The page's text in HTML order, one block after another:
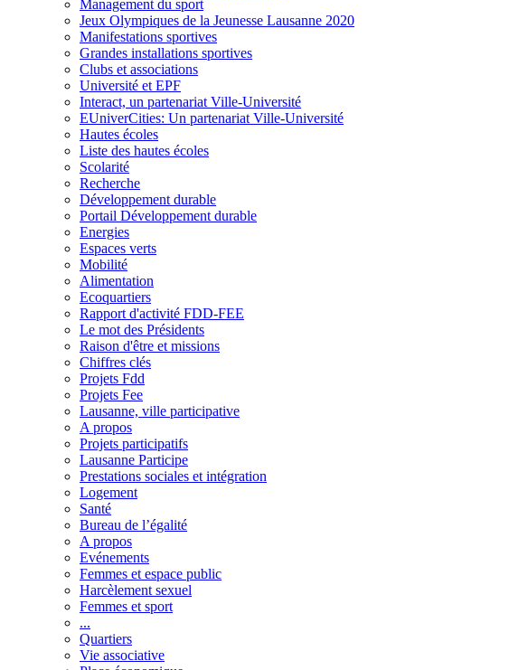
Management du sport
Jeux Olympiques de la Jeunesse Lausanne 2020
Manifestations sportives
Grandes installations sportives
Clubs et associations
Université et EPF
Interact, un partenariat Ville-Université
EUniverCities: Un partenariat Ville-Université
Hautes écoles
Liste des hautes écoles
Scolarité
Recherche
Développement durable
Portail Développement durable
Energies
Espaces verts
Mobilité
Alimentation
Ecoquartiers
Rapport d'activité FDD-FEE
Le mot des Présidents
Raison d'être et missions
Chiffres clés
Projets Fdd
Projets Fee
Lausanne, ville participative
A propos
Projets participatifs
Lausanne Participe
Prestations sociales et intégration
Logement
Santé
Bureau de l’égalité
A propos
Evénements
Femmes et espace public
Harcèlement sexuel
Femmes et sport
...
Quartiers
Vie associative